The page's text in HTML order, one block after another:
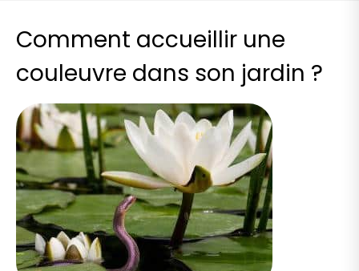
Comment accueillir une
couleuvre dans son jardin ?